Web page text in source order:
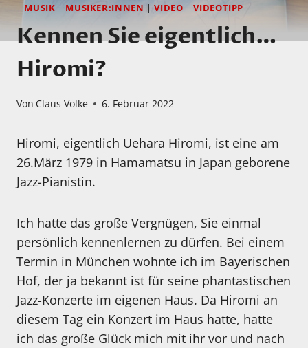
|MUSIK | MUSIKER:INNEN |VIDEO|VIDEOTIPP
Kennen Sie eigentlich…
Hiromi?
Von Claus Volke 6. Februar 2022
Hiromi, eigentlich Uehara Hiromi, ist eine am
26.März 1979 in Hamamatsu in Japan geborene
Jazz-Pianistin.
Ich hatte das große Vergnügen, Sie einmal
persönlich kennenlernen zu dürfen. Bei einem
Termin in München wohnte ich im Bayerischen
Hof, der ja bekannt ist für seine phantastischen
Jazz-Konzerte im eigenen Haus. Da Hiromi an
diesem Tag ein Konzert im Haus hatte, hatte
ich das große Glück mich mit ihr vor und nach